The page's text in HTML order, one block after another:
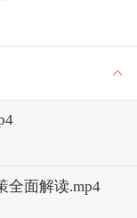
全面解读.mp4